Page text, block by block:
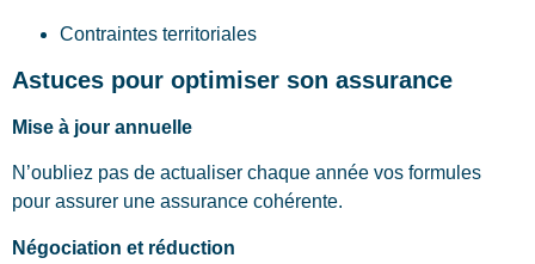
Contraintes territoriales
Astuces pour optimiser son assurance
Mise à jour annuelle
N’oubliez pas de actualiser chaque année vos formules
pour assurer une assurance cohérente.
Négociation et réduction